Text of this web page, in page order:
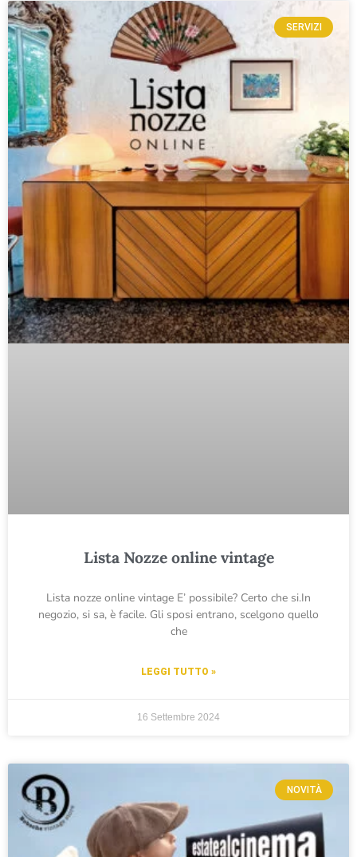
SERVIZI
Lista Nozze online vintage
Lista nozze online vintage E’ possibile? Certo che si.In
negozio, si sa, è facile. Gli sposi entrano, scelgono quello
che
LEGGI TUTTO »
16 Settembre 2024
NOVITÀ